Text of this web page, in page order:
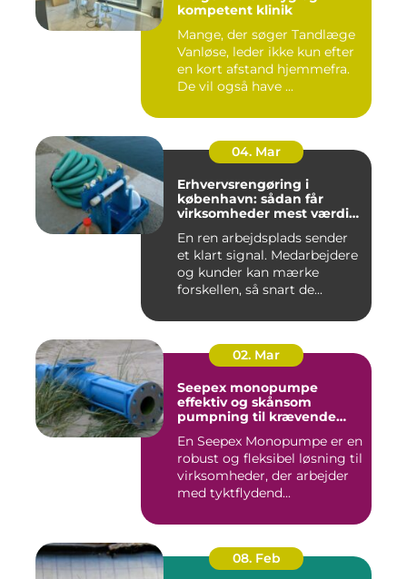
kompetent klinik
Mange, der søger Tandlæge
Vanløse, leder ikke kun efter
en kort afstand hjemmefra.
De vil også have ...
04. Mar
Erhvervsrengøring i
københavn: sådan får
virksomheder mest værdi
En ren arbejdsplads sender
et klart signal. Medarbejdere
og kunder kan mærke
forskellen, så snart de...
02. Mar
Seepex monopumpe
effektiv og skånsom
pumpning til krævende
En Seepex Monopumpe er en
robust og fleksibel løsning til
virksomheder, der arbejder
med tyktflydend...
08. Feb